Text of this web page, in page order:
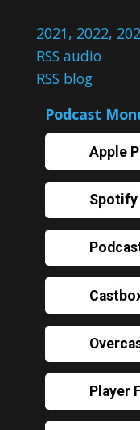
2021, 2022,
RSS audio
RSS blog
Podcast
Apple
Spotify
Player